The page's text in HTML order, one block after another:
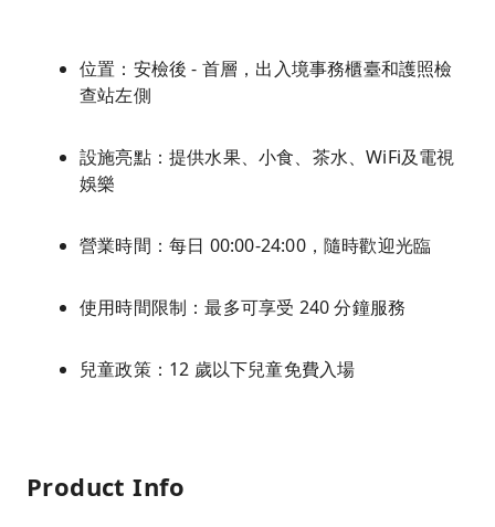
位置：安檢後 - 首層，出入境事務櫃臺和護照檢
查站左側
設施亮點：提供水果、小食、茶水、WiFi及電視
娛樂
營業時間：每日 00:00-24:00，隨時歡迎光臨
使用時間限制：最多可享受 240 分鐘服務
兒童政策：12 歲以下兒童免費入場
Product Info